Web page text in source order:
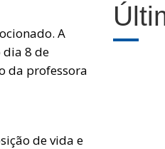
A
dia 8 de
da professora
de vida e